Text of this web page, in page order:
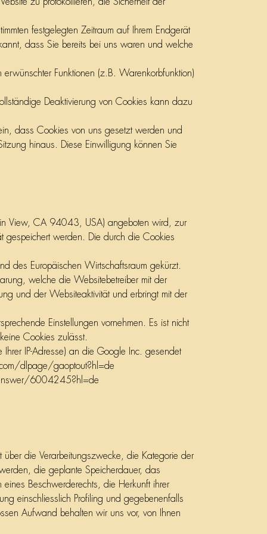
festgelegten Zeitraum auf Ihrem Endgerät
dass Sie bereits bei uns waren und welche
Funktionen (z.B. Warenkorbfunktion)
Deaktivierung von Cookies kann dazu
dass Cookies von uns gesetzt werden und
hinaus. Diese Einwilligung können Sie
View, CA 94043, USA) angeboten wird, zur
gespeichert werden. Die durch die Cookies
des Europäischen Wirtschaftsraum gekürzt.
welche die Websitebetreiber mit der
und der Websiteaktivität und erbringt mit der
Einstellungen vornehmen. Es ist nicht
Cookies zulässt.
IP-Adresse) an die Google Inc. gesendet
dlpage/gaoptout?hl=de
6004245?hl=de
die Verarbeitungszwecke, die Kategorie der
die geplante Speicherdauer, das
Beschwerderechts, die Herkunft ihrer
einschliesslich Profiling und gegebenenfalls
Aufwand behalten wir uns vor, von Ihnen